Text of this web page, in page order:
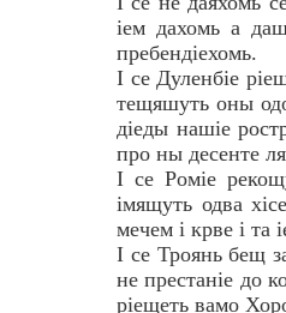
iем дахомь а
пребендiехомь.
I се Дуленбiе
тещяшуть оны
дiеды нашiе
про ны десенте
I се Ромiе
iмящуть одва
мечем i крве i та
I се Троянь бещ
не престанiе до
рiещеть вамо